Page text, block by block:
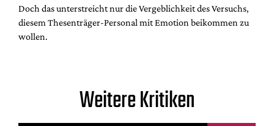
Doch das unterstreicht nur die Vergeblichkeit des Versuchs,
diesem Thesenträger-Personal mit Emotion beikommen zu
wollen.
Weitere Kritiken